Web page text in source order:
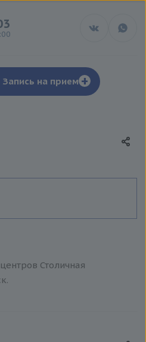
Запись на прием +
Столичная